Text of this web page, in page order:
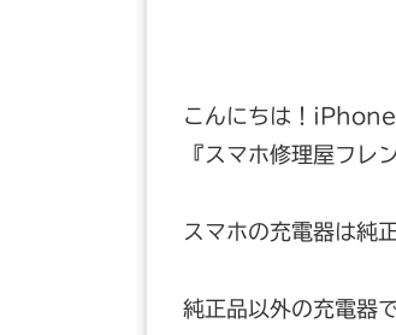
こんにちは！
『スマホ修理屋フレ
スマホの充電器は純
純正品以外の充電器